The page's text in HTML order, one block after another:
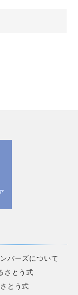
バーズについて
さとう式
とう式